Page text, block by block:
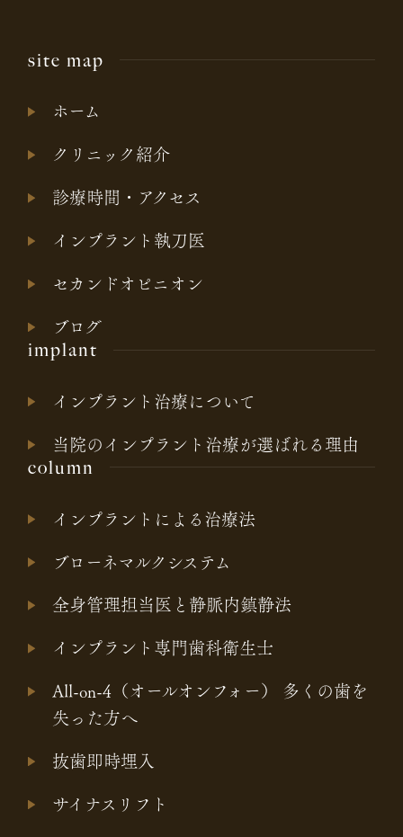
site map
ホーム
クリニック紹介
診療時間・アクセス
インプラント執刀医
セカンドオピニオン
ブログ
implant
インプラント治療について
当院のインプラント治療が選ばれる理由
column
インプラントによる治療法
ブローネマルクシステム
全身管理担当医と静脈内鎮静法
インプラント専門歯科衛生士
All-on-4（オールオンフォー） 多くの歯を
失った方へ
抜歯即時埋入
サイナスリフト